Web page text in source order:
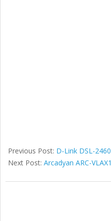
Previous Post: D-Link DSL-
Next Post: Arcadyan ARC-